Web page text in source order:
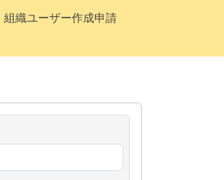
組織ユーザー作成申請